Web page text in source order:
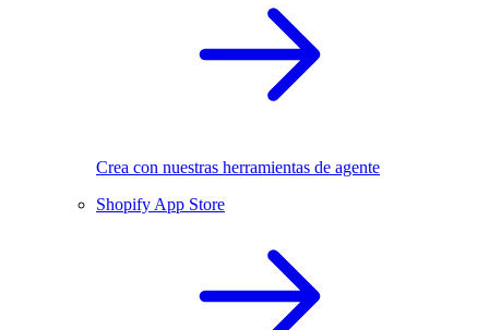
Crea con nuestras herramientas de agente
Shopify App Store